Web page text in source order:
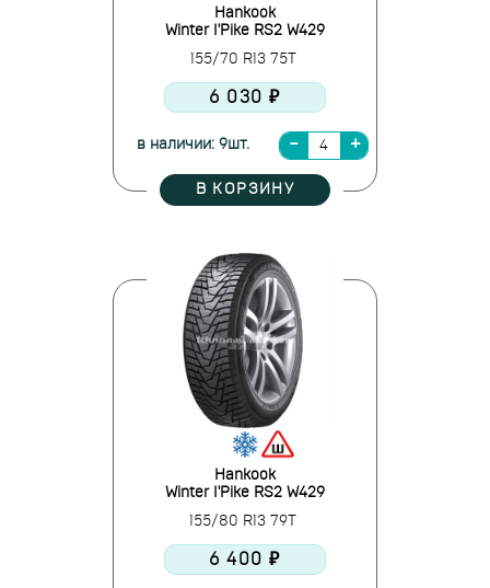
Hankook
Winter I'Pike RS2 W429
155/70 R13 75T
6 030 ₽
в наличии: 9шт.
В КОРЗИНУ
Hankook
Winter I'Pike RS2 W429
155/80 R13 79T
6 400 ₽